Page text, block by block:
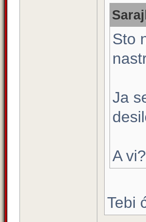
Sto
Ja
A vi?
Tebi